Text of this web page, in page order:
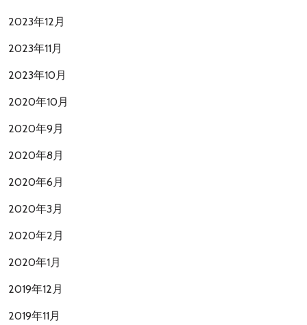
2023年12月
2023年11月
2023年10月
2020年10月
2020年9月
2020年8月
2020年6月
2020年3月
2020年2月
2020年1月
2019年12月
2019年11月